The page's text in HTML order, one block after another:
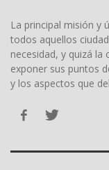
La principal misión y
todos aquellos
necesidad, y quizá
exponer sus puntos
y los aspectos que